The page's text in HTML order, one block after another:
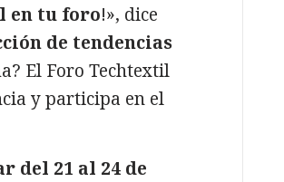
en tu foro!», dice
de tendencias
El Foro Techtextil
y participa en el
del 21 al 24 de